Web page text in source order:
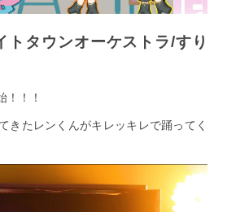
トタウンオーケストラ/すり
！！！
きたレンくんがキレッキレで踊ってく